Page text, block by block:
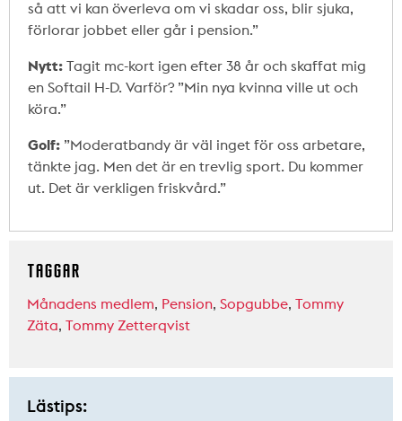
så att vi kan överleva om vi skadar oss, blir sjuka,
förlorar jobbet eller går i pension.”
Nytt: Tagit mc-kort igen efter 38 år och skaffat mig
en Softail H-D. Varför? ”Min nya kvinna ville ut och
köra.”
Golf: ”Moderatbandy är väl inget för oss arbetare,
tänkte jag. Men det är en trevlig sport. Du kommer
ut. Det är verkligen friskvård.”
TAGGAR
Månadens medlem, Pension, Sopgubbe, Tommy
Zäta, Tommy Zetterqvist
Lästips: